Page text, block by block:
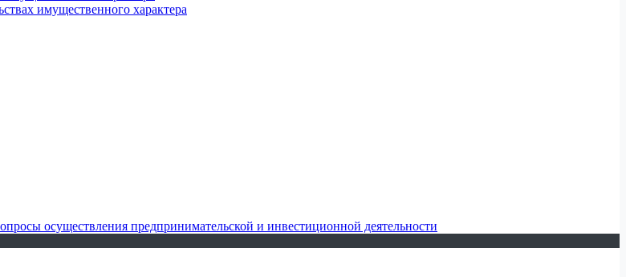
имущественного характера
осуществления предпринимательской и инвестиционной деятельности